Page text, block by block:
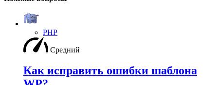
PHP
Средний
Как исправить ошибки шаблона